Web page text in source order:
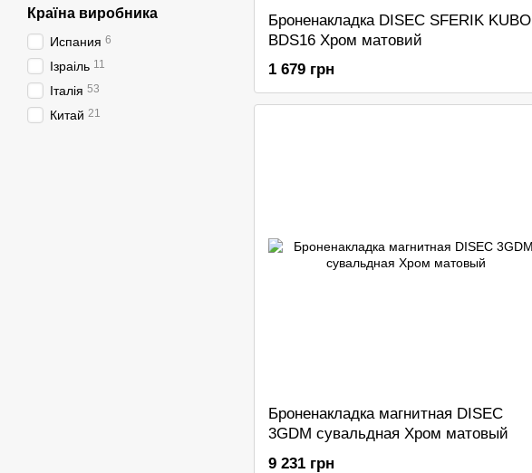
Броненакладка DISEC SFERIK KUBO
BDS16 Хром матовий
1 679 грн
Броненакладка магнитная DISEC
3GDM сувальдная Хром матовый
9 231 грн
Країна виробника
Испания 6
Ізраіль 11
Італія 53
Китай 21